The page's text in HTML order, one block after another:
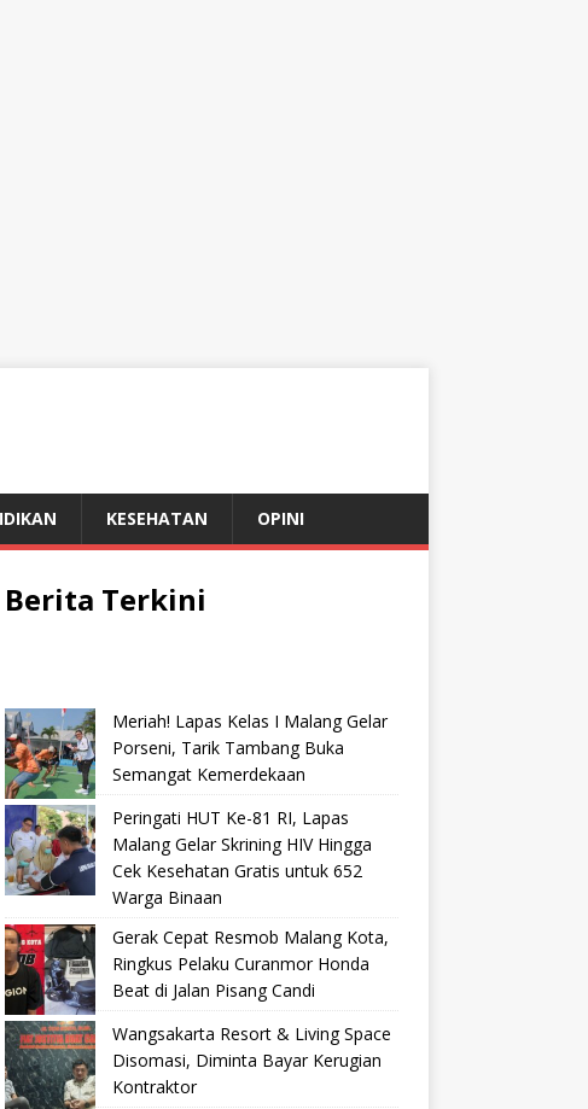
KESEHATAN OPINI
Berita Terkini
Meriah! Lapas Kelas I Malang Gelar
Porseni, Tarik Tambang Buka
Semangat Kemerdekaan
Peringati HUT Ke-81 RI, Lapas
Malang Gelar Skrining HIV Hingga
Cek Kesehatan Gratis untuk 652
Warga Binaan
Gerak Cepat Resmob Malang Kota,
Ringkus Pelaku Curanmor Honda
Beat di Jalan Pisang Candi
Wangsakarta Resort & Living Space
Disomasi, Diminta Bayar Kerugian
Kontraktor